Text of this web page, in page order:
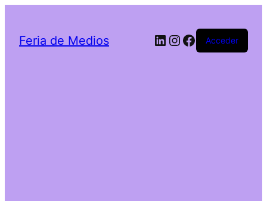
Feria de Medios LinkedIn
Instagram
Facebook
Acceder